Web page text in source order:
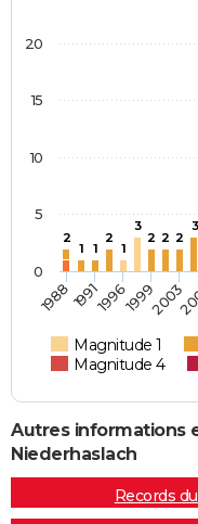
2
1 1
2
1
3
2 2 2
3
Magnitude 1
Magnitude 4
19881991199619992003
0
5
10
15
20
Autres informations
Niederhaslach
Records